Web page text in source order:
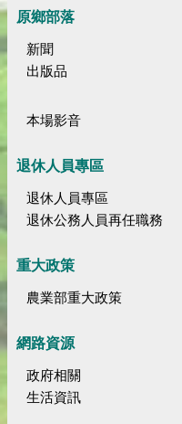
原鄉部落
新聞
出版品
本場影音
退休人員專區
退休人員專區
退休公務人員再任職務
重大政策
農業部重大政策
網路資源
政府相關
生活資訊